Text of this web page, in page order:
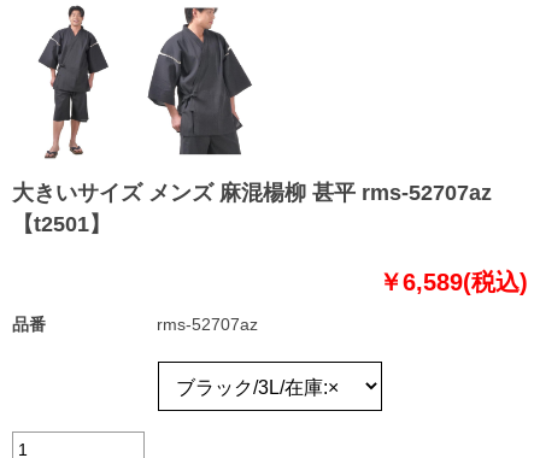
大きいサイズ メンズ 麻混楊柳 甚平 rms-52707az
【t2501】
￥6,589(税込)
品番 rms-52707az